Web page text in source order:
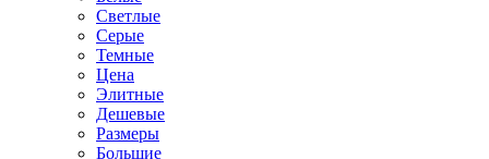
Светлые
Серые
Темные
Цена
Элитные
Дешевые
Размеры
Большие